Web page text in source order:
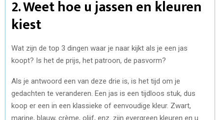
2. Weet hoe u jassen en kleuren
kiest
Wat zijn de top 3 dingen waar je naar kijkt als je een jas
koopt? Is het de prijs, het patroon, de pasvorm?
Als je antwoord een van deze drie is, is het tijd om je
gedachten te veranderen. Een jas is een tijdloos stuk, dus
koop er een in een klassieke of eenvoudige kleur. Zwart,
marine, blauw, crème, olijf, enz. zijn evergreen kleuren en u